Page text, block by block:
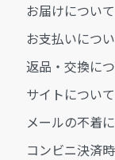
お届けについて
お支払いにつ
返品・交換に
サイトについて
メールの不着
コンビニ決済